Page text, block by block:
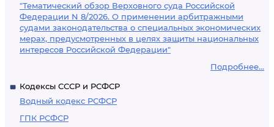
"Тематический обзор Верховного суда Российской
Федерации N 8/2026. О применении арбитражными
судами законодательства о специальных экономических
мерах, предусмотренных в целях защиты национальных
интересов Российской Федерации"
Подробнее...
Кодексы СССР и РСФСР
Водный кодекс РСФСР
ГПК РСФСР